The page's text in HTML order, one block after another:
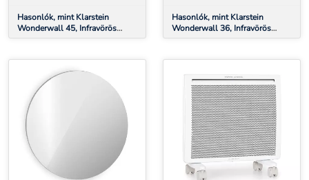
Hasonlók, mint Klarstein
Wonderwall 45, Infravörös
hősugárzó, 50 x 90 cm, 450 W,
Hasonlók, mint Klarstein
Wonderwall 36, Infravörös
hősugárzó, 60 x 60 cm, 360 W,